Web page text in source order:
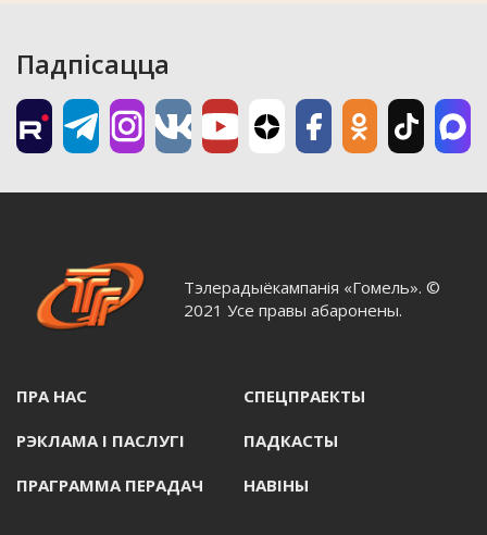
Падпісацца
Тэлерадыёкампанія «Гомель». ©
2021 Усе правы абаронены.
ПРА НАС СПЕЦПРАЕКТЫ
РЭКЛАМА I ПАСЛУГI ПАДКАСТЫ
ПРАГРАММА ПЕРАДАЧ НАВIНЫ